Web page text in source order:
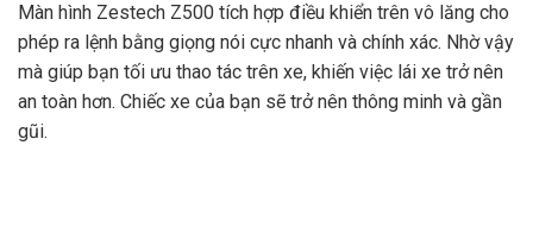
Màn hình Zestech Z500 tích hợp điều khiển trên vô lăng cho
phép ra lệnh bằng giọng nói cực nhanh và chính xác. Nhờ vậy
mà giúp bạn tối ưu thao tác trên xe, khiến việc lái xe trở nên
an toàn hơn. Chiếc xe của bạn sẽ trở nên thông minh và gần
gũi.